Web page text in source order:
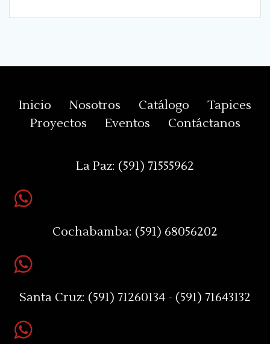
Inicio Nosotros Catálogo
Tapices
Proyectos
Eventos Contáctanos
La Paz: (591) 71555962
Cochabamba: (591) 68056202
Santa Cruz: (591) 71260134 - (591) 71643132